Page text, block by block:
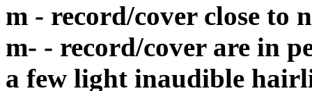
m - record/cover close
m- - record/cover are in
a few light inaudible